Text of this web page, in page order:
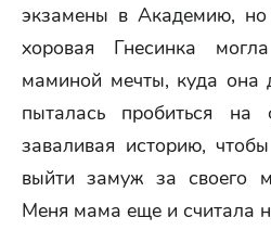
экзамены в Академию,
хоровая Гнесинка
маминой мечты, куда она
пыталась пробиться на
заваливая историю,
выйти замуж за своего
Меня мама еще и считала